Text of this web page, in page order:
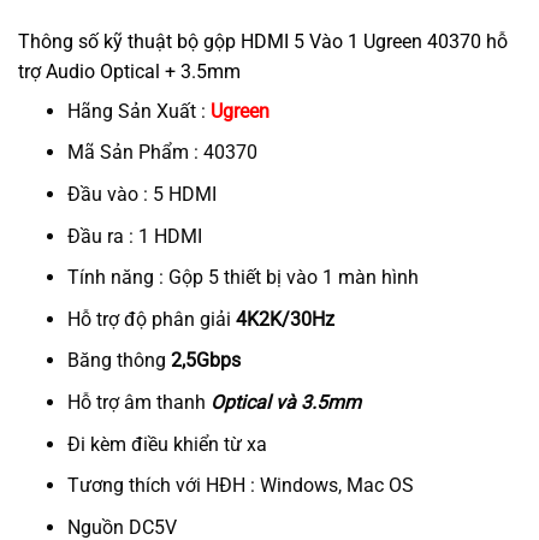
Thông số kỹ thuật bộ gộp HDMI 5 Vào 1 Ugreen 40370 hỗ
trợ Audio Optical + 3.5mm
Hãng Sản Xuất : Ugreen
Mã Sản Phẩm : 40370
Đầu vào : 5 HDMI
Đầu ra : 1 HDMI
Tính năng : Gộp 5 thiết bị vào 1 màn hình
Hỗ trợ độ phân giải 4K2K/30Hz
Băng thông 2,5Gbps
Hỗ trợ âm thanh Optical và 3.5mm
Đi kèm điều khiển từ xa
Tương thích với HĐH : Windows, Mac OS
Nguồn DC5V